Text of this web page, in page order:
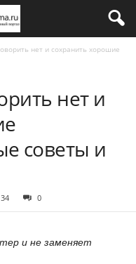
нет и сохранить хорошие
нет и
советы и
0
и не заменяет